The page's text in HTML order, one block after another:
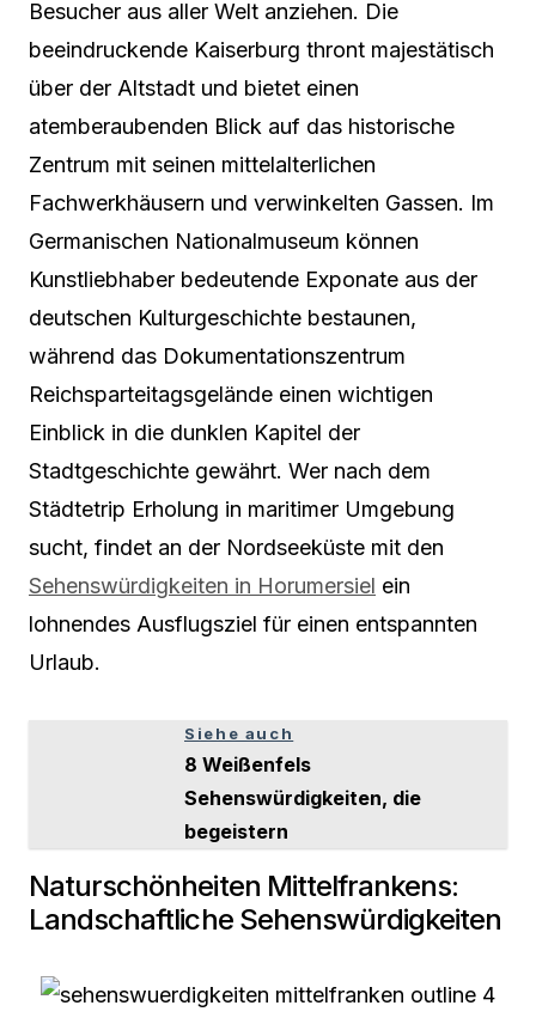
Besucher aus aller Welt anziehen. Die
beeindruckende Kaiserburg thront majestätisch
über der Altstadt und bietet einen
atemberaubenden Blick auf das historische
Zentrum mit seinen mittelalterlichen
Fachwerkhäusern und verwinkelten Gassen. Im
Germanischen Nationalmuseum können
Kunstliebhaber bedeutende Exponate aus der
deutschen Kulturgeschichte bestaunen,
während das Dokumentationszentrum
Reichsparteitagsgelände einen wichtigen
Einblick in die dunklen Kapitel der
Stadtgeschichte gewährt. Wer nach dem
Städtetrip Erholung in maritimer Umgebung
sucht, findet an der Nordseeküste mit den
Sehenswürdigkeiten in Horumersiel ein
lohnendes Ausflugsziel für einen entspannten
Urlaub.
Siehe auch
8 Weißenfels
Sehenswürdigkeiten, die
begeistern
Naturschönheiten Mittelfrankens:
Landschaftliche Sehenswürdigkeiten